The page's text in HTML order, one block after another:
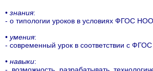
• знания:
- о типологии уроков в условиях ФГОС
• умения:
- современный урок в соответствии с
• навыки: